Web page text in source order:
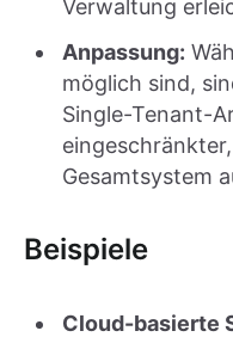
Verwaltung
Anpassung:
möglich sind,
Single-Tenant-
Gesamtsystem
Beispiele
Cloud-basierte